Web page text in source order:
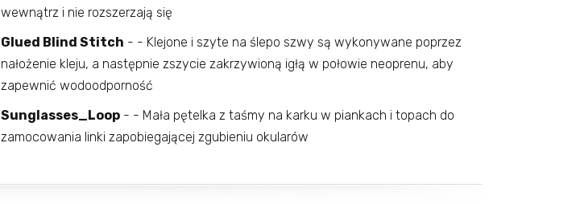
wewnątrz i nie rozszerzają się
Glued Blind Stitch - - Klejone i szyte na ślepo szwy są wykonywane poprzez
nałożenie kleju, a następnie zszycie zakrzywioną igłą w połowie neoprenu, aby
zapewnić wodoodporność
Sunglasses_Loop- - Mała pętelka z taśmy na karku w piankach i topach do
zamocowania linki zapobiegającej zgubieniu okularów